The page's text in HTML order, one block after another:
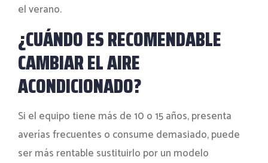
el verano.
¿CUÁNDO ES RECOMENDABLE
CAMBIAR EL AIRE
ACONDICIONADO?
Si el equipo tiene más de 10 o 15 años, presenta
averías frecuentes o consume demasiado, puede
ser más rentable sustituirlo por un modelo